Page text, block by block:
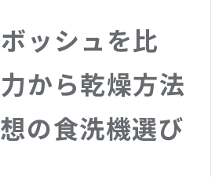
ッシュを比
から乾燥方法
の食洗機選び